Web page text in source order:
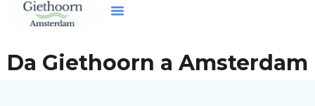
Da Giethoorn a Amsterdam